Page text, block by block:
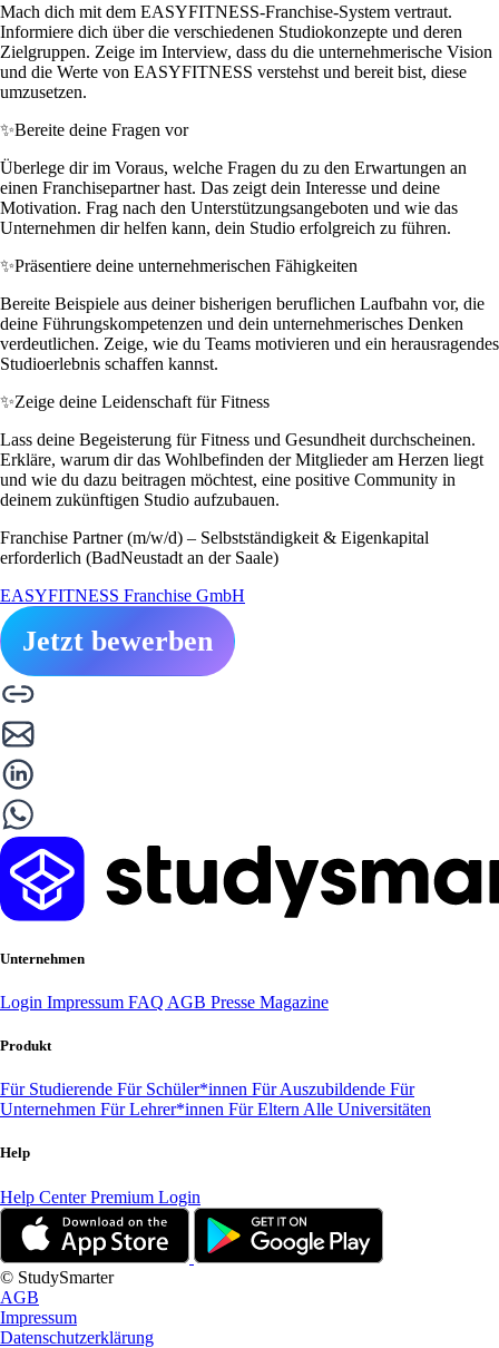
Mach dich mit dem EASYFITNESS-Franchise-System vertraut.
Informiere dich über die verschiedenen Studiokonzepte und deren
Zielgruppen. Zeige im Interview, dass du die unternehmerische Vision
und die Werte von EASYFITNESS verstehst und bereit bist, diese
umzusetzen.
✨Bereite deine Fragen vor
Überlege dir im Voraus, welche Fragen du zu den Erwartungen an
einen Franchisepartner hast. Das zeigt dein Interesse und deine
Motivation. Frag nach den Unterstützungsangeboten und wie das
Unternehmen dir helfen kann, dein Studio erfolgreich zu führen.
✨Präsentiere deine unternehmerischen Fähigkeiten
Bereite Beispiele aus deiner bisherigen beruflichen Laufbahn vor, die
deine Führungskompetenzen und dein unternehmerisches Denken
verdeutlichen. Zeige, wie du Teams motivieren und ein herausragendes
Studioerlebnis schaffen kannst.
✨Zeige deine Leidenschaft für Fitness
Lass deine Begeisterung für Fitness und Gesundheit durchscheinen.
Erkläre, warum dir das Wohlbefinden der Mitglieder am Herzen liegt
und wie du dazu beitragen möchtest, eine positive Community in
deinem zukünftigen Studio aufzubauen.
Franchise Partner (m/w/d) – Selbstständigkeit & Eigenkapital
erforderlich (BadNeustadt an der Saale)
EASYFITNESS Franchise GmbH
Jetzt bewerben
Unternehmen
Login Impressum FAQ AGB Presse Magazine
Produkt
Für Studierende Für Schüler*innen Für Auszubildende Für
Unternehmen Für Lehrer*innen Für Eltern Alle Universitäten
Help
Help CenterPremium Login
© StudySmarter
AGB
Impressum
Datenschutzerklärung